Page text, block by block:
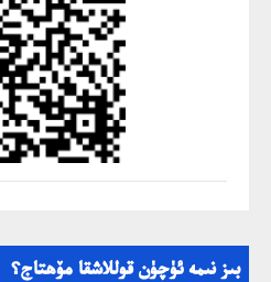
بىز نىمە ئۈچۈن قوللاشقا مۆھتاج؟